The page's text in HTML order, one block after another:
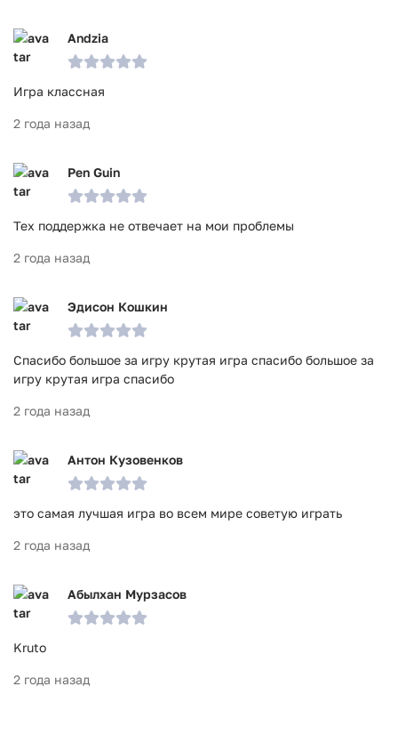
Andzia
Игра классная
2 года назад
Pen Guin
Тех поддержка не отвечает на мои проблемы
2 года назад
Эдисон Кошкин
Спасибо большое за игру крутая игра спасибо большое за
игру крутая игра спасибо
2 года назад
Антон Кузовенков
это самая лучшая игра во всем мире советую играть
2 года назад
Абылхан Мурзасов
Kruto
2 года назад